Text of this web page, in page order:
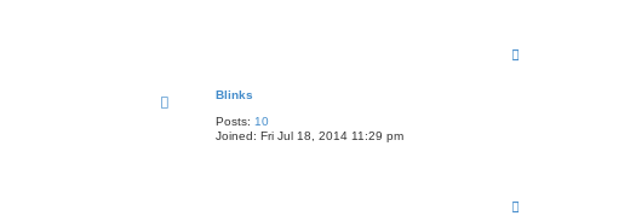
Blinks
Posts: 10
Joined: Fri Jul 18, 2014 11:29 pm